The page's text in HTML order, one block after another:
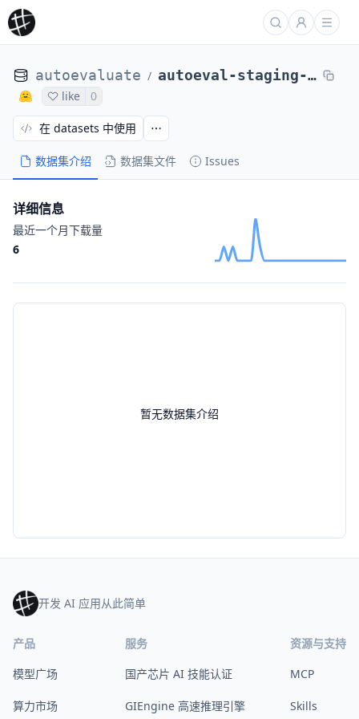
autoevaluate / autoeval-staging-eval-project-xsum-471985e7-12885719
like 0
数据集介绍 数据集文件 Issues
在 datasets 中使用
暂无数据集介绍
详细信息
最近一个月下载量
6
开发 AI 应用从此简单
产品
模型广场
算力市场
服务
国产芯片 AI 技能认证
GIEngine 高速推理引擎
资源与支持
MCP
Skills